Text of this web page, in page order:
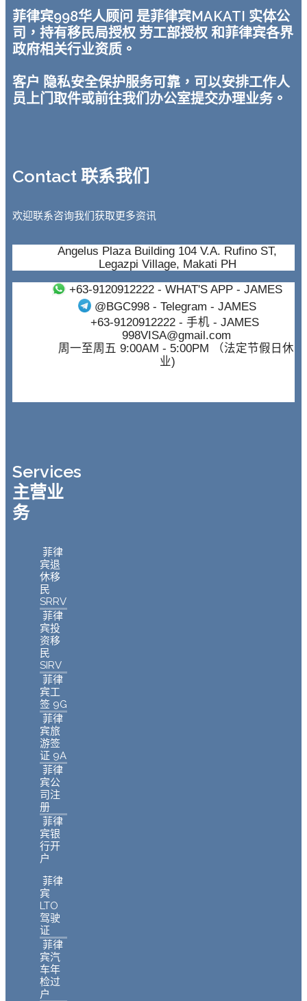
菲律宾998华人顾问 是菲律宾MAKATI 实体公
司，持有移民局授权 劳工部授权 和菲律宾各界
政府相关行业资质。
客户 隐私安全保护服务可靠，可以安排工作人
员上门取件或前往我们办公室提交办理业务。
Contact 联系我们
欢迎联系咨询我们获取更多资讯
Angelus Plaza Building 104 V.A. Rufino ST,
Legazpi Village, Makati PH
+63-9120912222- WHAT'S APP - JAMES
@BGC998 - Telegram - JAMES
+63-9120912222- 手机 - JAMES
998VISA@gmail.com
周一至周五 9:00AM - 5:00PM （法定节假日休
业)
Services
主营业
务
菲律
宾退
休移
民
SRRV
菲律
宾投
资移
民
SIRV
菲律
宾工
签 9G
菲律
宾旅
游签
证 9A
菲律
宾公
司注
册
菲律
宾银
行开
户
菲律
宾
LTO
驾驶
证
菲律
宾汽
车年
检过
户